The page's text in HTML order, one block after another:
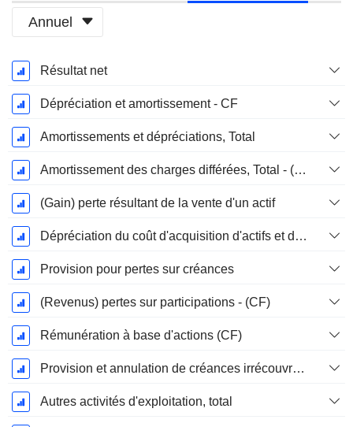
Annuel
Période
Fiscale:
Mars
Résultat net
Dépréciation et amortissement - CF
Amortissements et dépréciations, Total
Amortissement des charges différées, Total - (CF)
(Gain) perte résultant de la vente d'un actif
Dépréciation du coût d'acquisition d'actifs et dépenses de restructuration
Provision pour pertes sur créances
(Revenus) pertes sur participations - (CF)
Rémunération à base d'actions (CF)
Provision et annulation de créances irrécouvrables
Autres activités d'exploitation, total